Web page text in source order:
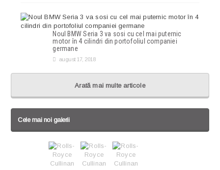
Noul BMW Seria 3 va sosi cu cel mai puternic
motor în 4 cilindri din portofoliul companiei
germane
august 17, 2018
Arată mai multe articole
Cele mai noi galerii